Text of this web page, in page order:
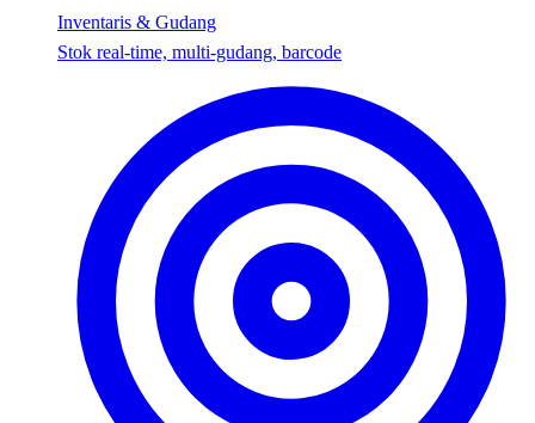
Inventaris & Gudang
Stok real-time, multi-gudang, barcode